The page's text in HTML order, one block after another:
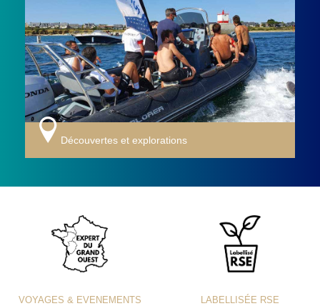
Découvertes et explorations
VOYAGES & EVENEMENTS
LABELLISÉE RSE